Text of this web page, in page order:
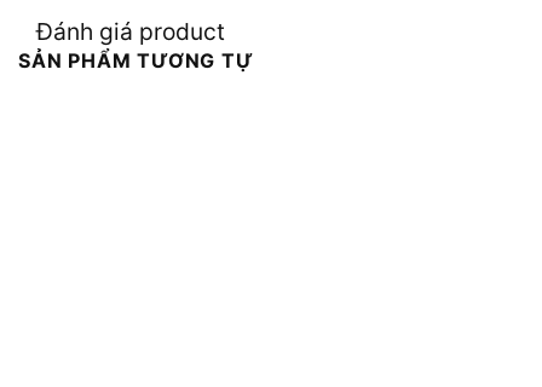
Đánh giá product
SẢN PHẨM TƯƠNG TỰ